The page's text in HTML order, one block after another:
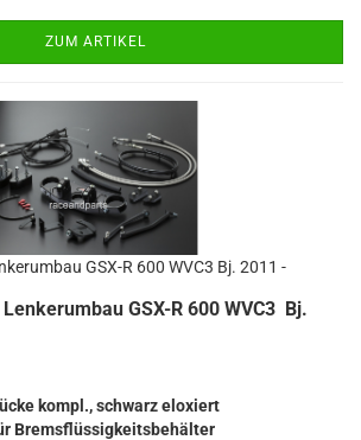
ZUM ARTIKEL
GSX-R 600 WVC3 Bj. 2011 -
GSX-R 600 WVC3 Bj.
kompl., schwarz eloxiert
Bremsflüssigkeitsbehälter